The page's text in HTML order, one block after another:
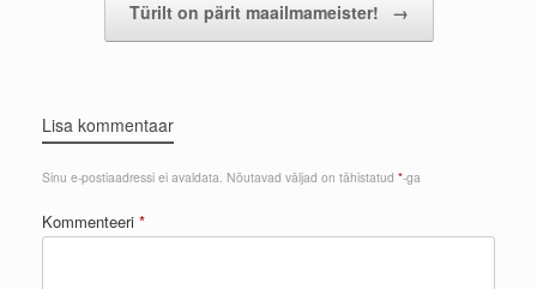
Türilt on pärit maailmameister! →
Lisa kommentaar
Sinu e-postiaadressi ei avaldata. Nõutavad väljad on tähistatud *-ga
Kommenteeri *